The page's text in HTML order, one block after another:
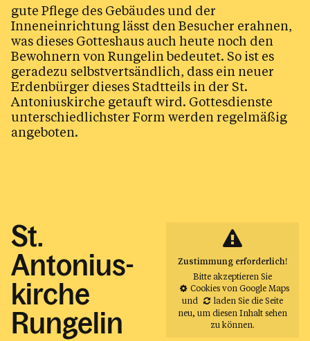
Personen
Kontakt
gute Pflege des Gebäudes und der
Inneneinrichtung lässt den Besucher erahnen,
was dieses Gotteshaus auch heute noch den
Bewohnern von Rungelin bedeutet. So ist es
geradezu selbstvertsändlich, dass ein neuer
Erdenbürger dieses Stadtteils in der St.
Antoniuskirche getauft wird. Gottesdienste
unterschiedlichster Form werden regelmäßig
angeboten.
St.
Antonius-
kirche
Rungelin
Zustimmung erforderlich!
Bitte akzeptieren Sie
Cookies von Google Maps
und
laden Sie die Seite
neu, um diesen Inhalt sehen
zu können.